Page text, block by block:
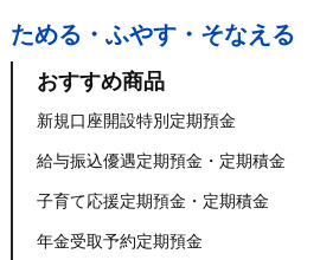
ためる・ふやす・そなえる
おすすめ商品
新規口座開設特別定期預金
給与振込優遇定期預金・定期積金
子育て応援定期預金・定期積金
年金受取予約定期預金